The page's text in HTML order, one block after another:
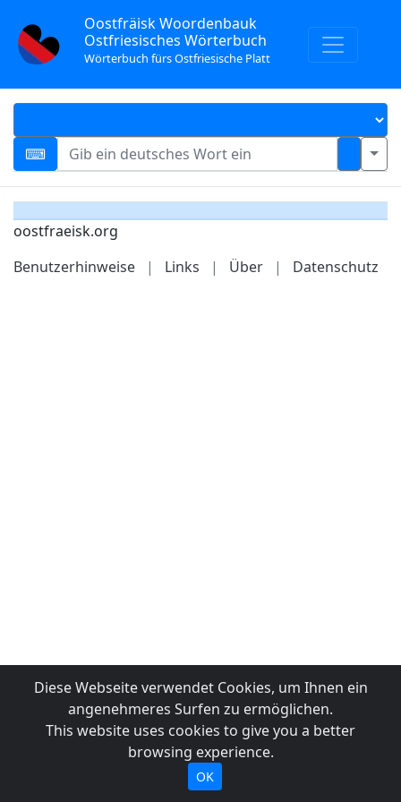
Oostfräisk Woordenbauk
Ostfriesisches Wörterbuch
Wörterbuch fürs Ostfriesische Platt
oostfraeisk.org
Benutzerhinweise
| Links | Über | Datenschutz
Diese Webseite verwendet Cookies, um Ihnen ein
angenehmeres Surfen zu ermöglichen.
This website uses cookies to give you a better
browsing experience.
OK